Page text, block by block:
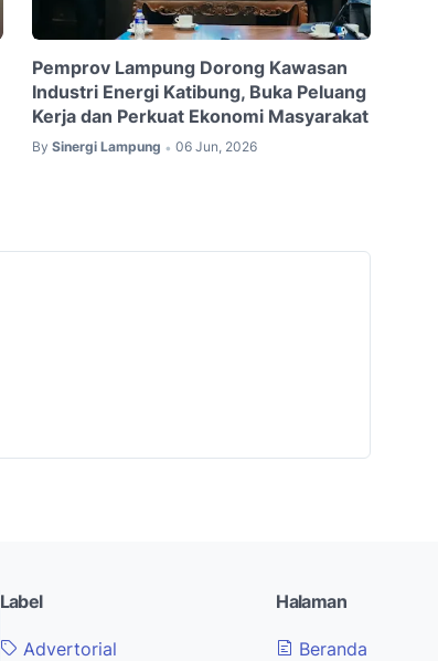
Pemprov Lampung Dorong Kawasan
Industri Energi Katibung, Buka Peluang
Kerja dan Perkuat Ekonomi Masyarakat
By Sinergi Lampung • 06 Jun, 2026
Label
Advertorial
Halaman
Beranda